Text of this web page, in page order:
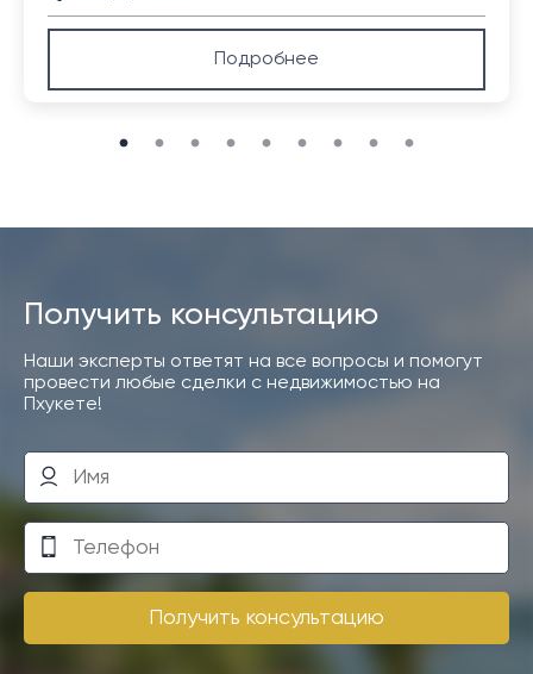
Подробнее
Получить консультацию
Наши эксперты ответят на все вопросы и помогут
провести любые сделки с недвижимостью на
Пхукете!
Получить консультацию